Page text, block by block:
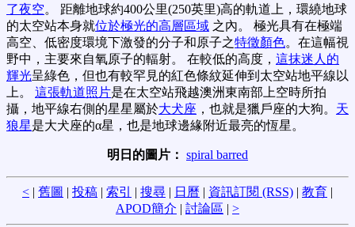
了夜空。 距離地球約400公里(250英里)高的軌道上，環繞地球
的太空站本身就位於極光的高層區域 之內。 極光具有在極端
高空、低密度環境下激發的分子和原子之特徵顏色。在這幅視
野中，主要來自氧原子的輻射。 在較低的高度， 這抹迷人的
輝光呈綠色，但也有較罕見的紅色條紋延伸到太空站地平線以
上。 這張軌道照片是在太空站飛越澳洲東南部上空時所拍
攝，地平線右側的星星屬於大犬座 ，也就是獵戶座的大狗。 天
狼星是大犬座的α星，也是地球邊緣附近最亮的恆星。
明日的圖片： spiral barred
< | 舊圖 | 投稿 | 索引 | 搜尋 | 日曆 | 資訊訂閱 (RSS) | 教育 |
APOD簡介 | 討論區 | >